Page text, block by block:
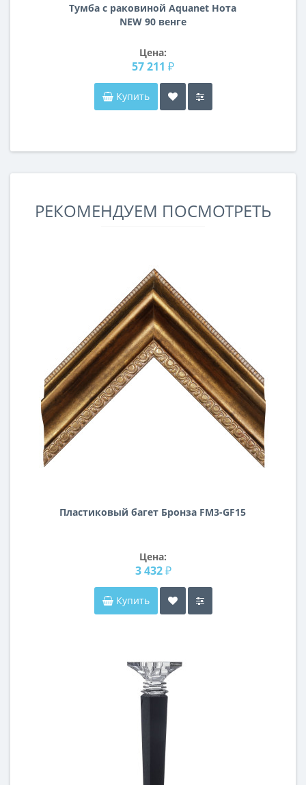
Тумба с раковиной Aquanet Нота
NEW 90 венге
Цена:
57 211 ₽
Купить
РЕКОМЕНДУЕМ ПОСМОТРЕТЬ
Пластиковый багет Бронза FM3-GF15
Цена:
3 432 ₽
Купить